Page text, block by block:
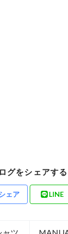
グをシェアする
ェア LINE